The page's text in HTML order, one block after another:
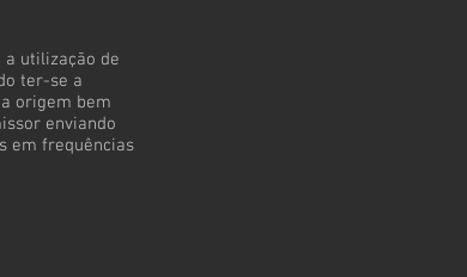
utilização de
ter-se a
origem bem
enviando
em frequências